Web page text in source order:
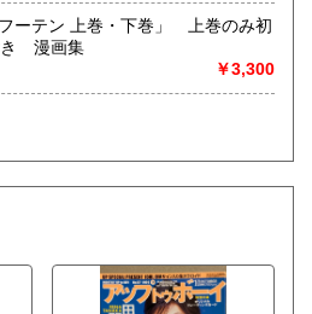
ーテン 上巻・下巻」 上巻のみ初
き 漫画集
￥3,300